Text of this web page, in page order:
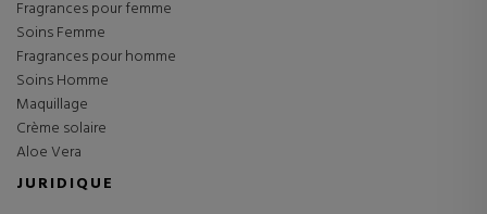
Fragrances pour femme
Soins Femme
Fragrances pour homme
Soins Homme
Maquillage
Crème solaire
Aloe Vera
JURIDIQUE